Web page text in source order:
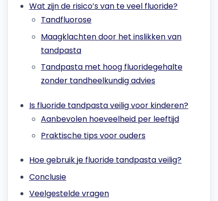
Wat zijn de risico’s van te veel fluoride?
Tandfluorose
Maagklachten door het inslikken van
tandpasta
Tandpasta met hoog fluoridegehalte
zonder tandheelkundig advies
Is fluoride tandpasta veilig voor kinderen?
Aanbevolen hoeveelheid per leeftijd
Praktische tips voor ouders
Hoe gebruik je fluoride tandpasta veilig?
Conclusie
Veelgestelde vragen